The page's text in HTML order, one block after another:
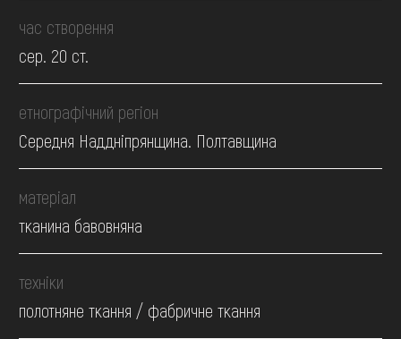
час створення
сер. 20 ст.
етнографічний регіон
Середня Наддніпрянщина. Полтавщина
матеріал
тканина бавовняна
техніки
полотняне ткання / фабричне ткання